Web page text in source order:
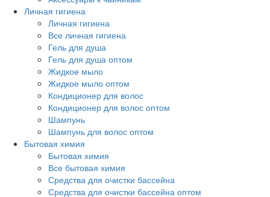
Личная гигиена
Личная гигиена
Все личная гигиена
Гель для душа
Гель для душа оптом
Жидкое мыло
Жидкое мыло оптом
Кондиционер для волос
Кондиционер для волос оптом
Шампунь
Шампунь для волос оптом
Бытовая химия
Бытовая химия
Все бытовая химия
Средства для очистки бассейна
Средства для очистки бассейна оптом